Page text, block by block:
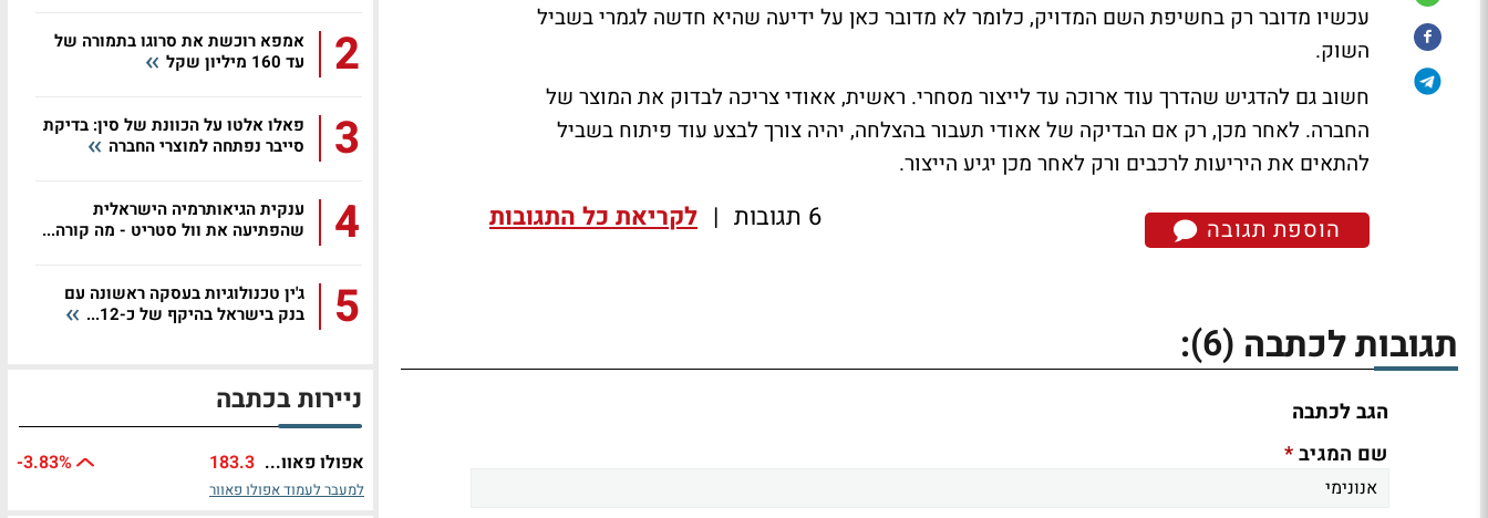
עכשיו מדובר רק בחשיפת השם המדויק, כלומר לא מדובר כאן על ידיעה שהיא חדשה לגמרי בשביל
השוק.
חשוב גם להדגיש שהדרך עוד ארוכה עד לייצור מסחרי. ראשית, אאודי צריכה לבדוק את המוצר של
החברה. לאחר מכן, רק אם הבדיקה של אאודי תעבור בהצלחה, יהיה צורך לבצע עוד פיתוח בשביל
להתאים את היריעות לרכבים ורק לאחר מכן יגיע הייצור.
הוספת תגובה 6 תגובות | לקריאת כל התגובות
תגובות לכתבה (6)
:
הגב לכתבה
שם המגיב*
2
אמפא רוכשת את סרוגו בתמורה של
עד 160 מיליון שקל
3
פאלו אלטו על הכוונת של סין: בדיקת
סייבר נפתחה למוצרי החברה
4
ענקית הגיאותרמיה הישראלית
שהפתיעה את וול סטריט - מה קורה...
5
ג'ין טכנולוגיות בעסקה ראשונה עם
בנק בישראל בהיקף של כ-12...
ניירות בכתבה
אפולו פאוו... 183.3
-3.83%
למעבר לעמוד אפולו פאוור